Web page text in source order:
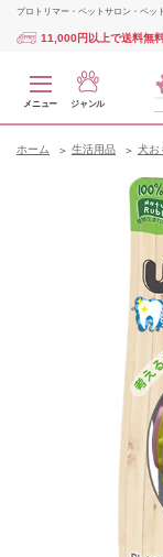
プロトリマー・ペットサロン・ペッ
11,000円以上で送料無料
メニュー ジャンル
ホーム 生活用品 犬お